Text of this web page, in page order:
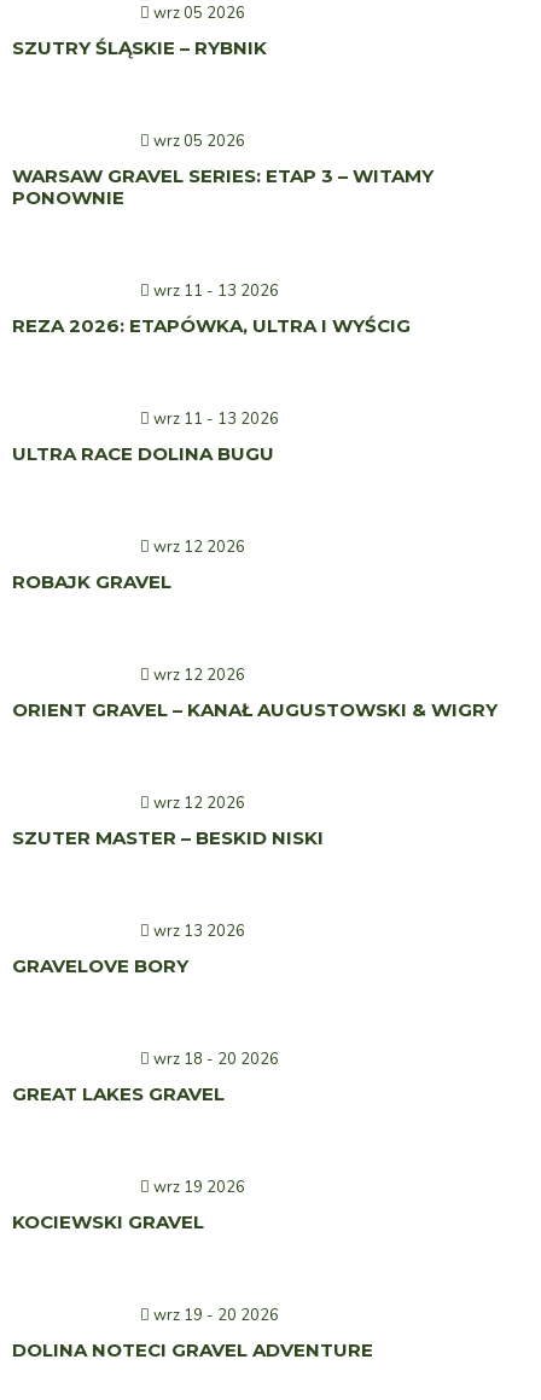
wrz 05 2026
SZUTRY ŚLĄSKIE – RYBNIK
wrz 05 2026
WARSAW GRAVEL SERIES: ETAP 3 – WITAMY
PONOWNIE
wrz 11 - 13 2026
REZA 2026: ETAPÓWKA, ULTRA I WYŚCIG
wrz 11 - 13 2026
ULTRA RACE DOLINA BUGU
wrz 12 2026
ROBAJK GRAVEL
wrz 12 2026
ORIENT GRAVEL – KANAŁ AUGUSTOWSKI & WIGRY
wrz 12 2026
SZUTER MASTER – BESKID NISKI
wrz 13 2026
GRAVELOVE BORY
wrz 18 - 20 2026
GREAT LAKES GRAVEL
wrz 19 2026
KOCIEWSKI GRAVEL
wrz 19 - 20 2026
DOLINA NOTECI GRAVEL ADVENTURE